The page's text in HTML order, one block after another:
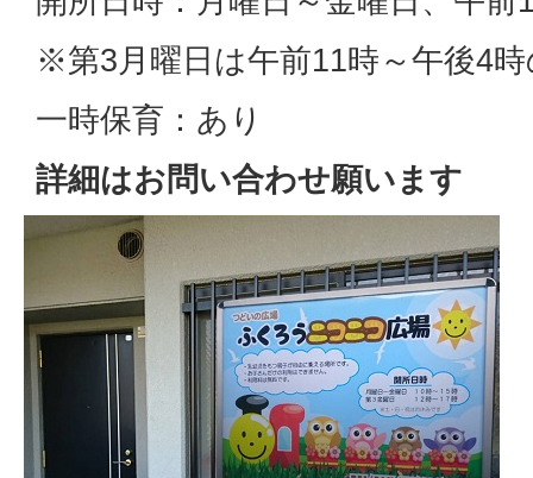
※第3月曜日は午前11時～午後4
一時保育：あり
詳細はお問い合わせ願います